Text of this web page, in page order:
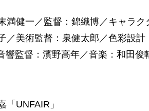
満健一／監督：錦織博／キャラ
／美術監督：泉健太郎／色彩設
響監督：濱野高年／音楽：和田俊
UNFAIR」